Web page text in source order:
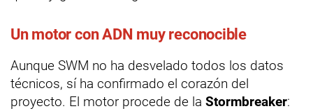
Un motor con ADN muy reconocible
Aunque SWM no ha desvelado todos los datos
técnicos, sí ha confirmado el corazón del
proyecto. El motor procede de la Stormbreaker: